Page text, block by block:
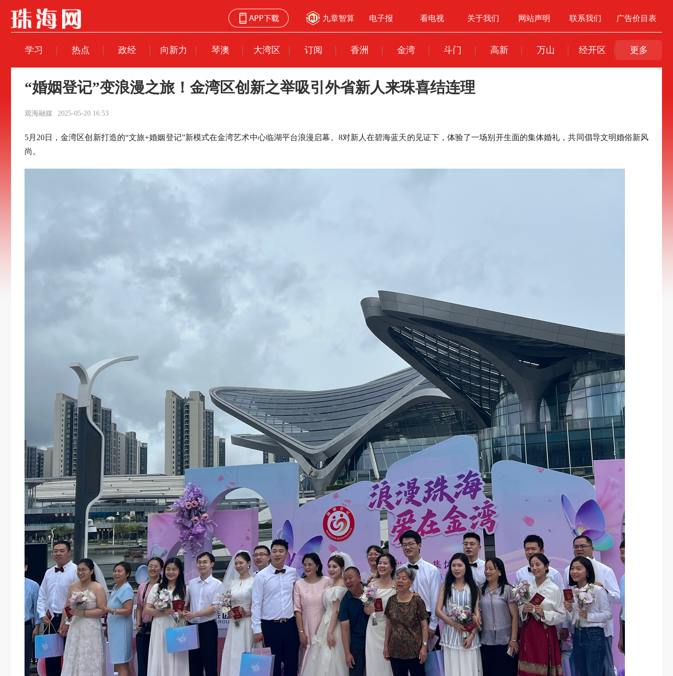
九章智算 电子报 看电视 关于我们 网站声明 联系我们 广告价目表
学习 热点 政经 向新力 琴澳 大湾区 订阅 香洲 金湾 斗门 高新 万山 经开区 更多
“婚姻登记”变浪漫之旅！金湾区创新之举吸引外省新人来珠喜结连理
观海融媒 2025-05-20 16:53
5月20日，金湾区创新打造的“文旅+婚姻登记”新模式在金湾艺术中心临湖平台浪漫启幕。8对新人在碧海蓝天的见证下，体验了一场别开生面的集体婚礼，共同倡导文明婚俗新风
尚。